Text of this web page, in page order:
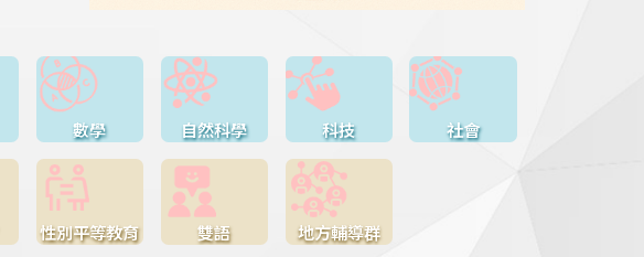
數學 自然科學 科技 社會
性別平等教育 雙語 地方輔導群